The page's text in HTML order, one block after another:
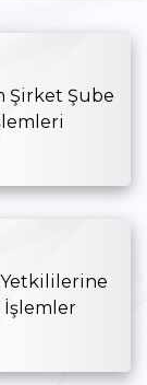
Şirket Şube
İşlemler